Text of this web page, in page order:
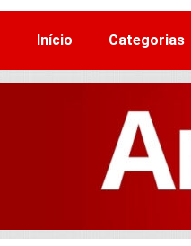
Início Categorias